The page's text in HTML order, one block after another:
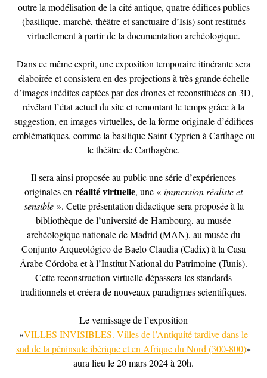
outre la modélisation de la cité antique, quatre édifices publics
(basilique, marché, théâtre et sanctuaire d’Isis) sont restitués
virtuellement à partir de la documentation archéologique.
Dans ce même esprit, une exposition temporaire itinérante sera
élaboirée et consistera en des projections à très grande échelle
d’images inédites captées par des drones et reconstituées en 3D,
révélant l’état actuel du site et remontant le temps grâce à la
suggestion, en images virtuelles, de la forme originale d’édifices
emblématiques, comme la basilique Saint-Cyprien à Carthage ou
le théâtre de Carthagène.
Il sera ainsi proposée au public une série d’expériences
originales en réalité virtuelle, une « immersion réaliste et
sensible». Cette présentation didactique sera proposée à la
bibliothèque de l’université de Hambourg, au musée
archéologique nationale de Madrid (MAN), au musée du
Conjunto Arqueológico de Baelo Claudia (Cadix) à la Casa
Árabe Córdoba et à l’Institut National du Patrimoine (Tunis).
Cette reconstruction virtuelle dépassera les standards
traditionnels et créera de nouveaux paradigmes scientifiques.
Le vernissage de l’exposition
«VILLES INVISIBLES. Villes de l’Antiquité tardive dans le
sud de la péninsule ibérique et en Afrique du Nord (300-800)»
aura lieu le 20 mars 2024 à 20h.